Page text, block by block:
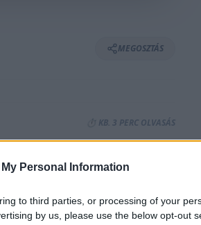
Personal Information
to third parties, or processing of your
by us, please use the below opt-out
MEGOSZTÁS
⏱️ KB. 3 PERC OLVASÁS
próbálta elterelni a
hogy nem saját
igazolást, amikor Max